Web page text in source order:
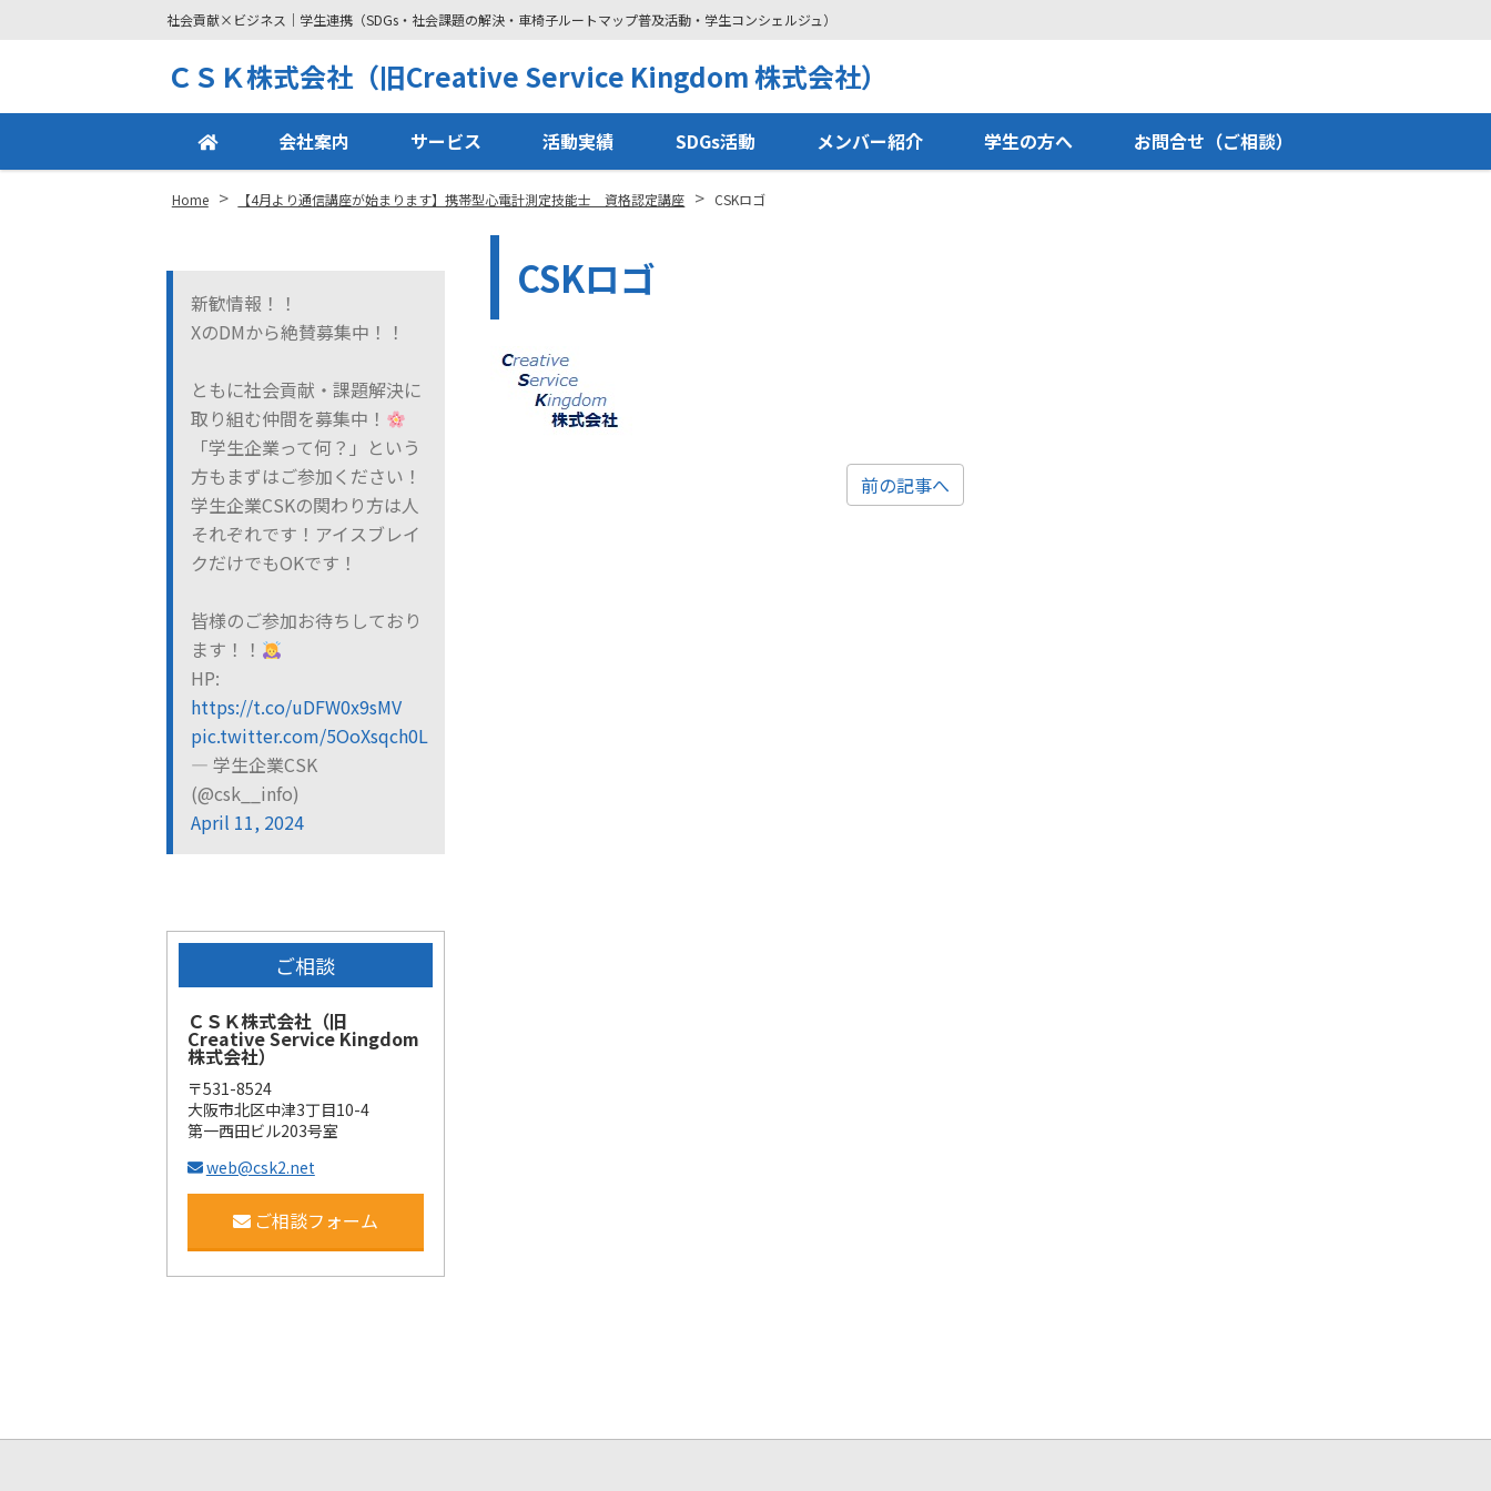
社会貢献×ビジネス｜学生連携（SDGs・社会課題の解決・車椅子ルートマップ普及活動・学生コンシェルジュ）
ＣＳＫ株式会社（旧Creative Service Kingdom 株式会社）
会社案内 サービス 活動実績 SDGs活動 メンバー紹介 学生の方へ お問合せ（ご相談）
Home > 【4月より通信講座が始まります】携帯型心電計測定技能士 資格認定講座 > CSKロゴ
CSKロゴ
前の記事へ
新歓情報！！
XのDMから絶賛募集中！！
ともに社会貢献・課題解決に
取り組む仲間を募集中！
「学生企業って何？」という
方もまずはご参加ください！
学生企業CSKの関わり方は人
それぞれです！アイスブレイ
クだけでもOKです！
皆様のご参加お待ちしており
ます！！
HP:
https://t.co/uDFW0x9sMV
pic.twitter.com/5OoXsqch0L
— 学生企業CSK
(@csk__info)
April 11, 2024
ご相談
ＣＳＫ株式会社（旧
Creative Service Kingdom
株式会社）
〒531-8524
大阪市北区中津3丁目10-4
第一西田ビル203号室
web@csk2.net
ご相談フォーム
Footer